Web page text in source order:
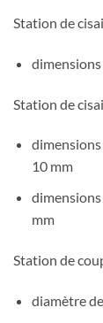
Station de
dimensions
Station de
dimensions
10 mm
dimensions
mm
Station de
diamètre